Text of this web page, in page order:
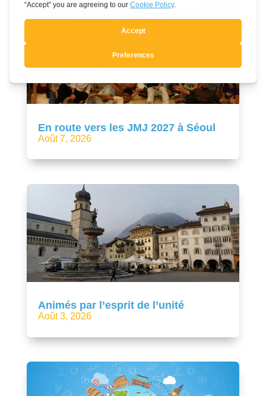
En route vers les JMJ 2027 à Séoul
Août 7, 2026
Animés par l’esprit de l’unité
Août 3, 2026